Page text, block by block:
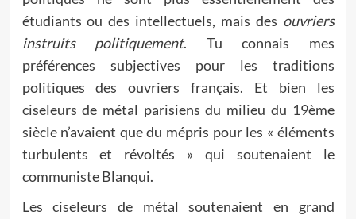
étudiants ou des intellectuels, mais des ouvriers
instruits politiquement. Tu connais mes
préférences subjectives pour les traditions
politiques des ouvriers français. Et bien les
ciseleurs de métal parisiens du milieu du 19ème
siècle n’avaient que du mépris pour les « éléments
turbulents et révoltés » qui soutenaient le
communiste Blanqui.
Les ciseleurs de métal soutenaient en grand